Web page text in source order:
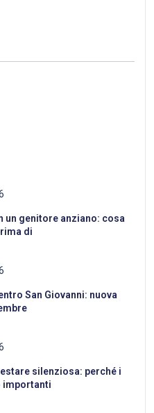
un genitore anziano: cosa
di
San Giovanni: nuova
silenziosa: perché i
importanti